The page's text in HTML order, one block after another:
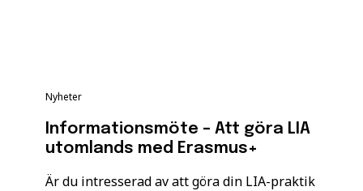
Nyheter
Informationsmöte – Att göra LIA
utomlands med Erasmus+
Är du intresserad av att göra din LIA-praktik